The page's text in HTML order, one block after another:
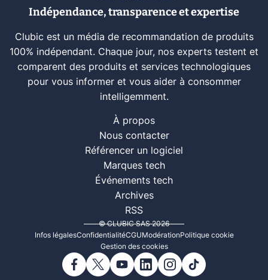
Indépendance, transparence et expertise
Clubic est un média de recommandation de produits
100% indépendant. Chaque jour, nos experts testent et
comparent des produits et services technologiques
pour vous informer et vous aider à consommer
intelligemment.
À propos
Nous contacter
Référencer un logiciel
Marques tech
Événements tech
Archives
RSS
© CLUBIC SAS 2026
Infos légalesConfidentialitéCGUModérationPolitique cookie
Gestion des cookies